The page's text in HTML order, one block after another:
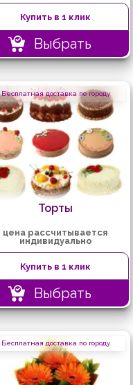
Купить в 1 клик
Выбрать
Бесплатная доставка по городу
Торты
цена рассчитывается
индивидуально
Купить в 1 клик
Выбрать
Бесплатная доставка по городу